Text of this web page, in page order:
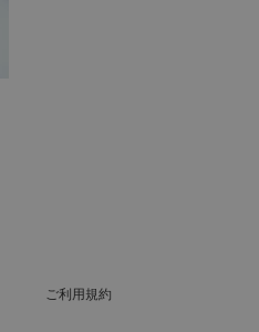
ご利用規約